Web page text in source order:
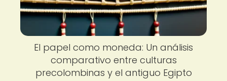
El papel como moneda: Un análisis
comparativo entre culturas
precolombinas y el antiguo Egipto